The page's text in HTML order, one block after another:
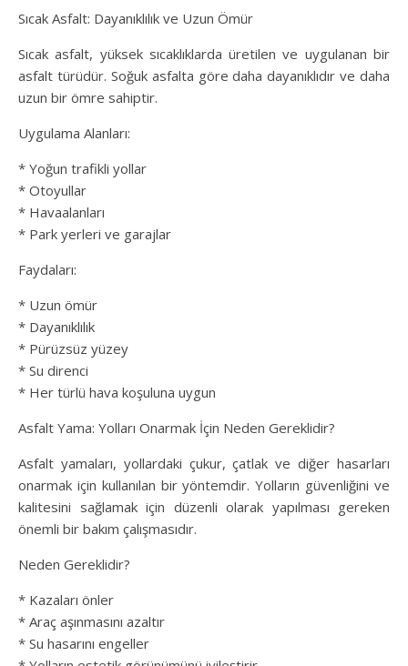
Sıcak Asfalt: Dayanıklılık ve Uzun Ömür
Sıcak asfalt, yüksek sıcaklıklarda üretilen ve uygulanan bir
asfalt türüdür. Soğuk asfalta göre daha dayanıklıdır ve daha
uzun bir ömre sahiptir.
Uygulama Alanları:
* Yoğun trafikli yollar
* Otoyullar
* Havaalanları
* Park yerleri ve garajlar
Faydaları:
* Uzun ömür
* Dayanıklılık
* Pürüzsüz yüzey
* Su direnci
* Her türlü hava koşuluna uygun
Asfalt Yama: Yolları Onarmak İçin Neden Gereklidir?
Asfalt yamaları, yollardaki çukur, çatlak ve diğer hasarları
onarmak için kullanılan bir yöntemdir. Yolların güvenliğini ve
kalitesini sağlamak için düzenli olarak yapılması gereken
önemli bir bakım çalışmasıdır.
Neden Gereklidir?
* Kazaları önler
* Araç aşınmasını azaltır
* Su hasarını engeller